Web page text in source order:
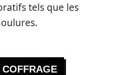
tels que les